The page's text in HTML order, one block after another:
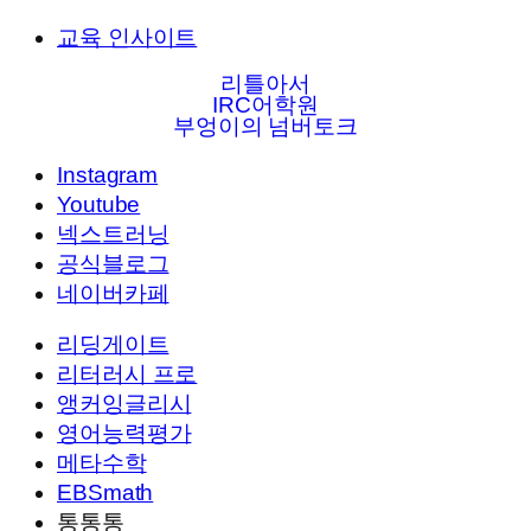
교육 인사이트
리틀아서
IRC어학원
부엉이의 넘버토크
Instagram
Youtube
넥스트러닝
공식블로그
네이버카페
리딩게이트
리터러시 프로
앵커잉글리시
영어능력평가
메타수학
EBSmath
통통통